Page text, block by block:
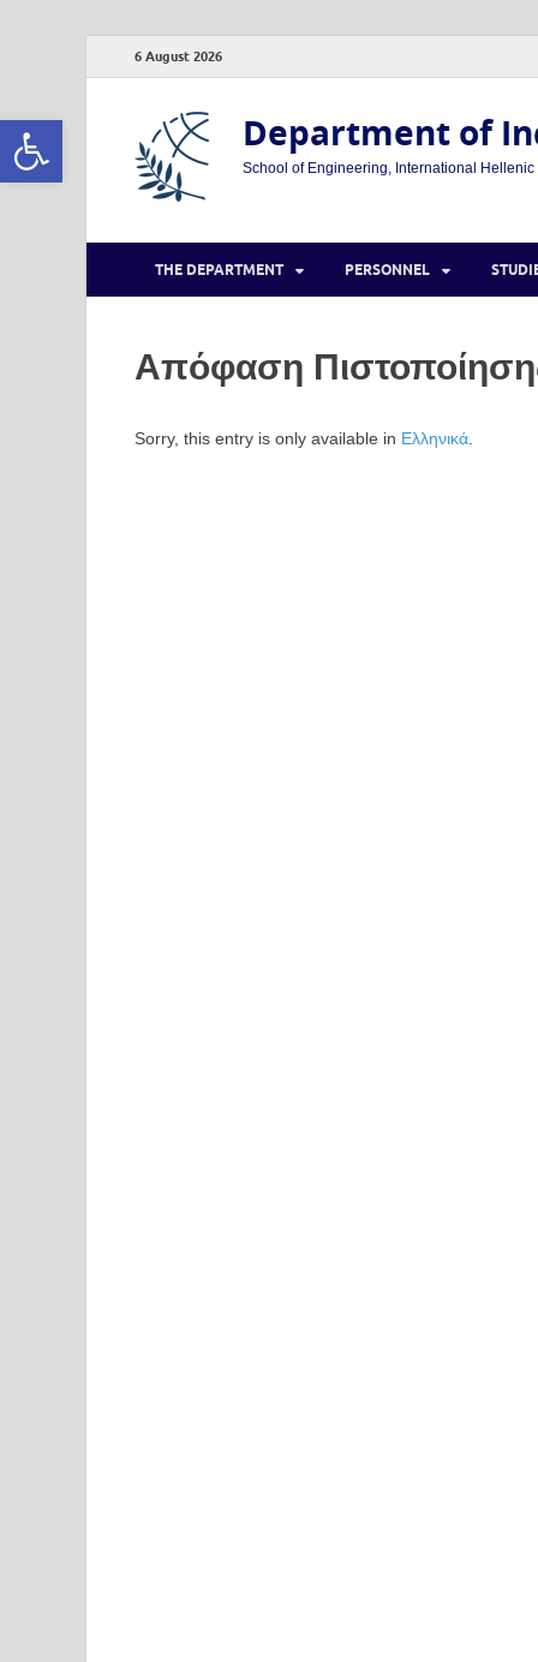
Open toolbar
6 August 2026
Department of
School of Engineering, International Hellenic
THE DEPARTMENT PERSONNEL
Απόφαση
Sorry, this entry is only available in Ελληνικά